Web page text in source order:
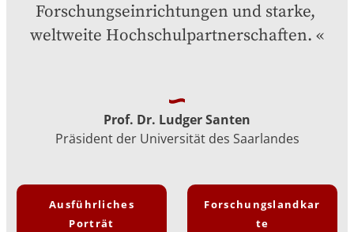
Forschungseinrichtungen und starke,
weltweite Hochschulpartnerschaften.
Prof. Dr. Ludger Santen
Präsident der Universität des Saarlandes
Ausführliches
Porträt
Forschungslandkar
te